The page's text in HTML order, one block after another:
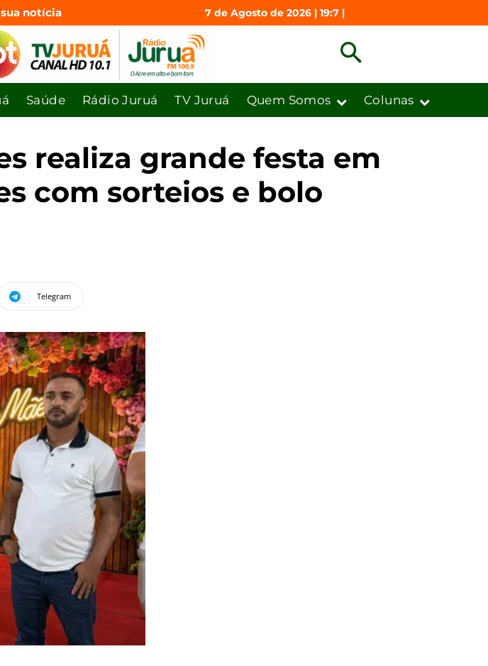
notícia 7 de Agosto de 2026 | 19:7 |
Saúde Rádio Juruá TV Juruá Quem Somos Colunas
realiza grande festa em
com sorteios e bolo
Telegram